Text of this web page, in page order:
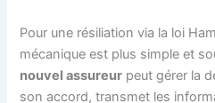
Pour une résiliation via la loi
mécanique est plus simple et
nouvel assureur peut gérer la
son accord, transmet les